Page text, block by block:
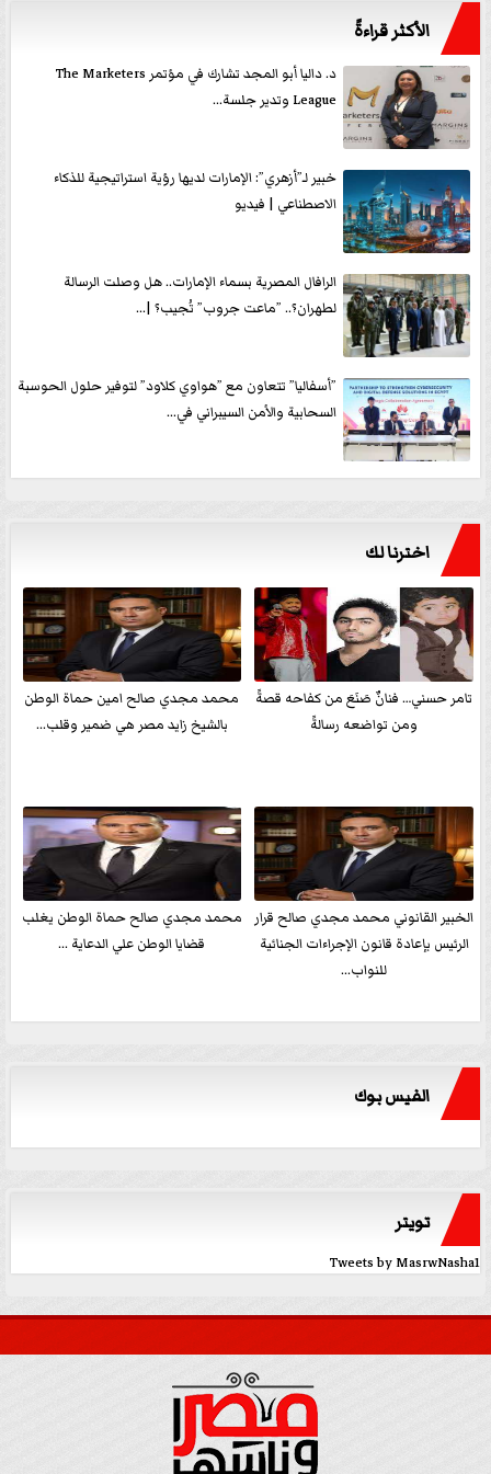
الأكثر قراءةً
د. داليا أبو المجد تشارك في مؤتمر The Marketers
League وتدير جلسة...
خبير لـ”أزهري”: الإمارات لديها رؤية استراتيجية للذكاء
الاصطناعي | فيديو
الرافال المصرية بسماء الإمارات.. هل وصلت الرسالة
لطهران؟.. ”ماعت جروب” تُجيب؟ |...
”أسفاليا” تتعاون مع ”هواوي كلاود” لتوفير حلول الحوسبة
السحابية والأمن السيبراني في...
اخترنا لك
تامر حسني… فنانٌ صَنَعَ من كفاحه قصةً
ومن تواضعه رسالةً
محمد مجدي صالح امين حماة الوطن
بالشيخ زايد مصر هي ضمير وقلب...
الخبير القانوني محمد مجدي صالح قرار
الرئيس بإعادة قانون الإجراءات الجنائية
للنواب...
محمد مجدي صالح حماة الوطن يغلب
قضايا الوطن علي الدعاية ...
الفيس بوك
تويتر
Tweets by MasrwNasha1